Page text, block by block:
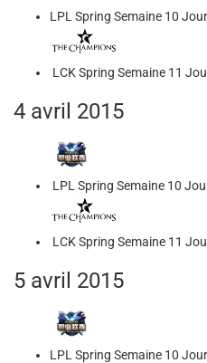
LPL Spring Semaine 10
LCK Spring Semaine 11
4 avril 2015
LPL Spring Semaine 10
LCK Spring Semaine 11
5 avril 2015
LPL Spring Semaine 10